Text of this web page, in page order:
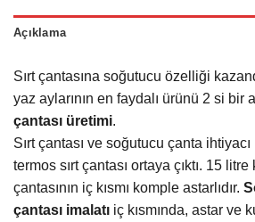
Açıklama
Sırt çantasına soğutucu özelliği
yaz aylarının en faydalı ürünü 2 si bir
çantası üretimi.
Sırt çantası ve soğutucu çanta
termos sırt çantası ortaya çıktı. 15
çantasının iç kısmı komple astarlıdır.
çantası imalatı iç kısmında, astar ve